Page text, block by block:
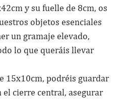
y su fuelle de 8cm, os
objetos esenciales
un gramaje elevado,
lo que queráis llevar
15x10cm, podréis guardar
el cierre central, asegurar